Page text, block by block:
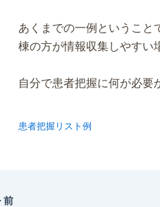
あくまでの一例ということ
棟の方が情報収集しやすい
自分で患者把握に何が必要
患者把握リスト例
前